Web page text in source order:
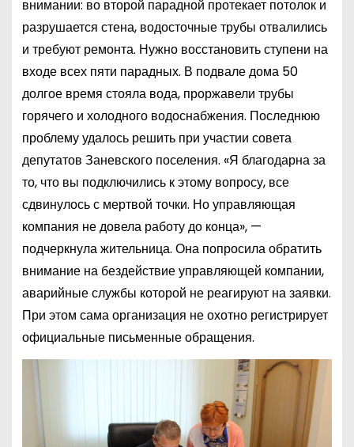
внимании: во второй парадной протекает потолок и
разрушается стена, водосточные трубы отвалились
и требуют ремонта. Нужно восстановить ступени на
входе всех пяти парадных. В подвале дома 50
долгое время стояла вода, проржавели трубы
горячего и холодного водоснабжения. Последнюю
проблему удалось решить при участии совета
депутатов Заневского поселения. «Я благодарна за
то, что вы подключились к этому вопросу, все
сдвинулось с мертвой точки. Но управляющая
компания не довела работу до конца», —
подчеркнула жительница. Она попросила обратить
внимание на бездействие управляющей компании,
аварийные службы которой не реагируют на заявки.
При этом сама организация не охотно регистрирует
официальные письменные обращения.